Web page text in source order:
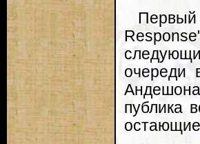
Первый
очереди
публика